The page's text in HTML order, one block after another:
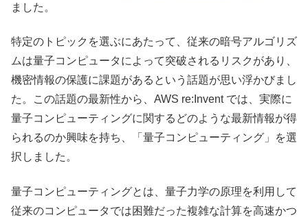
ました。
特定のトピックを選ぶにあたって、従来の暗号アルゴリズ
ムは量子コンピュータによって突破されるリスクがあり、
機密情報の保護に課題があるという話題が思い浮かびまし
た。この話題の最新性から、AWS re:Invent では、実際に
量子コンピューティングに関するどのような最新情報が得
られるのか興味を持ち、「量子コンピューティング」を選
択しました。
量子コンピューティングとは、量子力学の原理を利用して
従来のコンピュータでは困難だった複雑な計算を高速かつ